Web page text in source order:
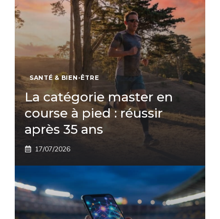
SANTÉ & BIEN-ÊTRE
La catégorie master en
course à pied : réussir
après 35 ans
17/07/2026